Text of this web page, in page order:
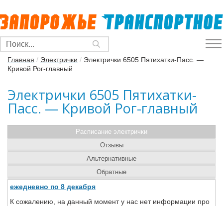
Главная / Электрички / Электрички 6505 Пятихатки-Пасс. —
Кривой Рог-главный
Электрички 6505 Пятихатки-
Пасс. — Кривой Рог-главный
Расписание электрички
ежедневно по 8 декабря
К сожалению, на данный момент у нас нет информации про
Отзывы
Альтернативные
Обратные